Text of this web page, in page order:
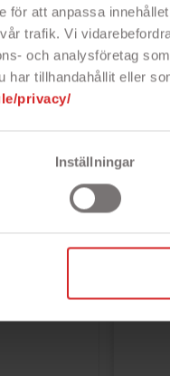
för att anpassa
trafik. Vi
och analysföretag
har tillhandahållit eller
privacy/
Inställningar
adapter